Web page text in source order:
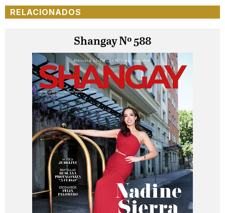
RELACIONADOS
Shangay Nº 588